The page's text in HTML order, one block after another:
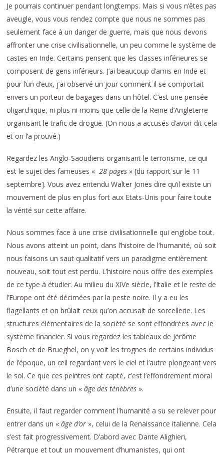
Je pourrais continuer pendant longtemps. Mais si vous n’êtes pas
aveugle, vous vous rendez compte que nous ne sommes pas
seulement face à un danger de guerre, mais que nous devons
affronter une crise civilisationnelle, un peu comme le système de
castes en Inde. Certains pensent que les classes inférieures se
composent de gens inférieurs. J’ai beaucoup d’amis en Inde et
pour l’un d’eux, j’ai observé un jour comment il se comportait
envers un porteur de bagages dans un hôtel. C’est une pensée
oligarchique, ni plus ni moins que celle de la Reine d’Angleterre
organisant le trafic de drogue. (On nous a accusés d’avoir dit cela
et on l’a prouvé.)
Regardez les Anglo-Saoudiens organisant le terrorisme, ce qui
est le sujet des fameuses « 28 pages » [du rapport sur le 11
septembre]. Vous avez entendu Walter Jones dire qu’il existe un
mouvement de plus en plus fort aux Etats-Unis pour faire toute
la vérité sur cette affaire.
Nous sommes face à une crise civilisationnelle qui englobe tout.
Nous avons atteint un point, dans l’histoire de l’humanité, où soit
nous faisons un saut qualitatif vers un paradigme entièrement
nouveau, soit tout est perdu. L’histoire nous offre des exemples
de ce type à étudier. Au milieu du XIVe siècle, l’Italie et le reste de
l’Europe ont été décimées par la peste noire. Il y a eu les
flagellants et on brûlait ceux qu’on accusait de sorcellerie. Les
structures élémentaires de la société se sont effondrées avec le
système financier. Si vous regardez les tableaux de Jérôme
Bosch et de Brueghel, on y voit les trognes de certains individus
de l’époque, un œil regardant vers le ciel et l’autre plongeant vers
le sol. Ce que ces peintres ont capté, c’est l’effondrement moral
d’une société dans un «âge des ténèbres ».
Ensuite, il faut regarder comment l’humanité a su se relever pour
entrer dans un «âge d’or », celui de la Renaissance italienne. Cela
s’est fait progressivement. D’abord avec Dante Alighieri,
Pétrarque et tout un mouvement d’humanistes, qui ont